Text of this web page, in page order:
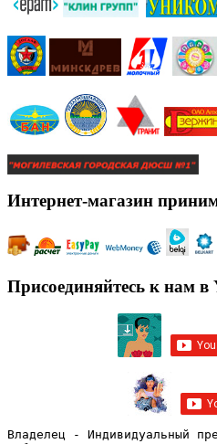
Интернет-магазин
Присоединяйтесь к нам в
Владелец - Индивидуальный